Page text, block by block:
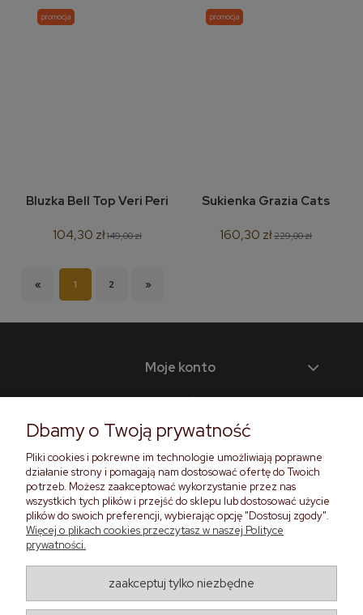
Bluzka Bell Top Veri Peri
104,30 zł149,00 zł
promocja
Sukienka Grazia Cats
160,30 zł229,00 zł
promocja
« 1 2 »
Moje konto
Płatności i dostawa
Informacje
Pomoc
O nas
Zadzwoń do nas
+48 571 901 042
Dbamy o Twoją prywatność
Pliki cookies i pokrewne im technologie umożliwiają poprawne
działanie strony i pomagają nam dostosować ofertę do Twoich
potrzeb. Możesz zaakceptować wykorzystanie przez nas
wszystkich tych plików i przejść do sklepu lub dostosować użycie
plików do swoich preferencji, wybierając opcję "Dostosuj zgody".
Więcej o plikach cookies przeczytasz w naszej Polityce
prywatności.
zaakceptuj tylko niezbędne